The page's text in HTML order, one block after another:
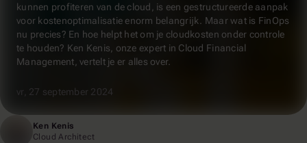
kunnen profiteren van de cloud, is een gestructureerde aanpak
voor kostenoptimalisatie enorm belangrijk. Maar wat is FinOps
nu precies? En hoe helpt het om je cloudkosten onder controle
te houden? Ken Kenis, onze expert in Cloud Financial
Management, vertelt je er alles over.
vr, 27 september 2024
Ken Kenis
Cloud Architect